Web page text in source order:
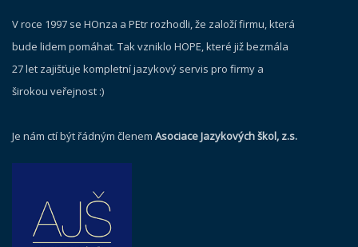
V roce 1997 se HOnza a PEtr rozhodli, že založí firmu, která
bude lidem pomáhat. Tak vzniklo HOPE, které již bezmála
27 let zajišťuje kompletní jazykový servis pro firmy a
širokou veřejnost :)
Je nám ctí být řádným členem Asociace Jazykových škol, z.s.